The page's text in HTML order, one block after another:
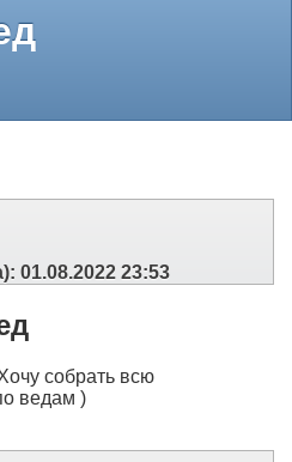
01.08.2022 23:53
собрать всю
ведам )